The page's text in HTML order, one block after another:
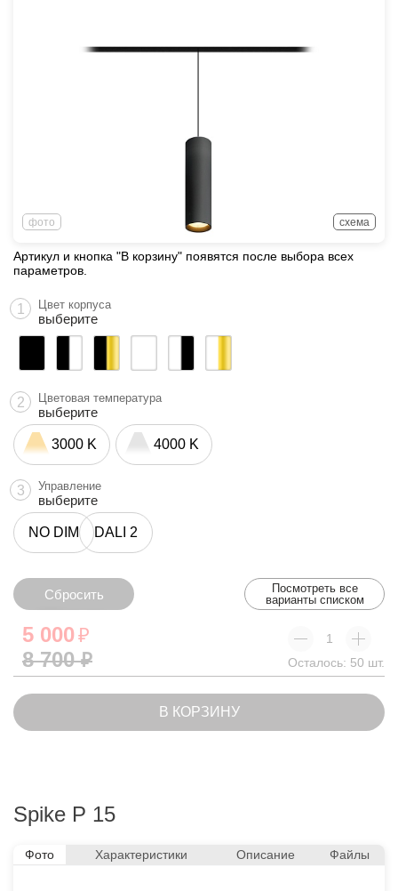
фото схема
Артикул и кнопка "В корзину" появятся после выбора всех
параметров.
1 Цвет корпуса
выберите
2 Цветовая температура
выберите
3000 K 4000 K
3 Управление
выберите
NO DIM DALI 2
Посмотреть все
варианты списком
Сбросить
5 000₽
8 700 ₽ Осталось: 50 шт.
В КОРЗИНУ
Spike P 15
Фото Характеристики Описание Файлы